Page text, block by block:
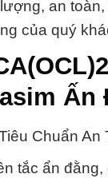
an
của quý
Ấn
Chuẩn An
tắc ẩn